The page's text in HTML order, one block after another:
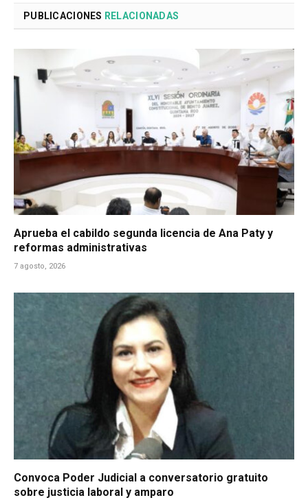
PUBLICACIONES RELACIONADAS
Aprueba el cabildo segunda licencia de Ana Paty y
reformas administrativas
7 agosto, 2026
Convoca Poder Judicial a conversatorio gratuito
sobre justicia laboral y amparo